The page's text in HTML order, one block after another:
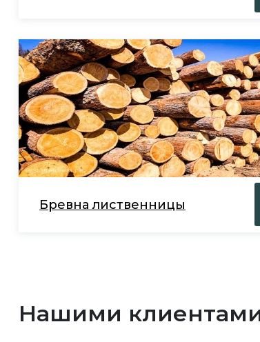
Бревна лиственницы
Нашими